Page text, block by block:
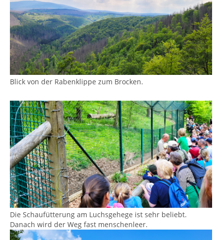
Blick von der Rabenklippe zum Brocken.
Show larger version
Die Schaufütterung am Luchsgehege ist sehr beliebt.
Danach wird der Weg fast menschenleer.
Show larger version